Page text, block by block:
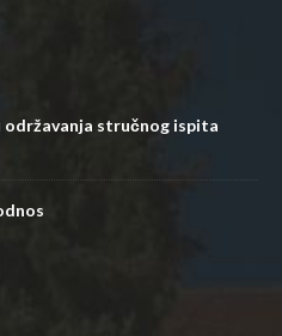
održavanja stručnog ispita